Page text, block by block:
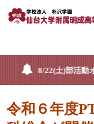
8/22(土)部活動オ
令和６年度